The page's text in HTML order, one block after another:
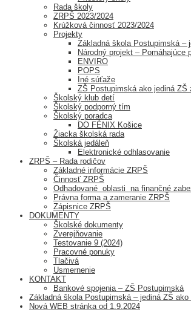
Rada školy
ZRPŠ 2023/2024
Krúžková činnosť 2023/2024
Projekty
Základná škola Postupimská –
Národný projekt – Pomáhajúce
ENVIRO
POPS
Iné súťaže
ZŠ Postupimská ako jediná
Školský klub detí
Školský podporný tím
Školský poradca
DO FÉNIX Košice
Žiacka školská rada
Školská jedáleň
Elektronické odhlasovanie
ZRPŠ – Rada rodičov
Základné informácie ZRPŠ
Činnosť ZRPŠ
Odhadované oblasti na finančné
Právna forma a zameranie ZRPŠ
Zápisnice ZRPŠ
DOKUMENTY
Školské dokumenty
Zverejňovanie
Testovanie 9 (2024)
Pracovné ponuky
Tlačivá
Usmernenie
KONTAKT
Bankové spojenia – ZŠ Postupimská
Základná škola Postupimská – jediná ZŠ
Nová WEB stránka od 1.9.2024